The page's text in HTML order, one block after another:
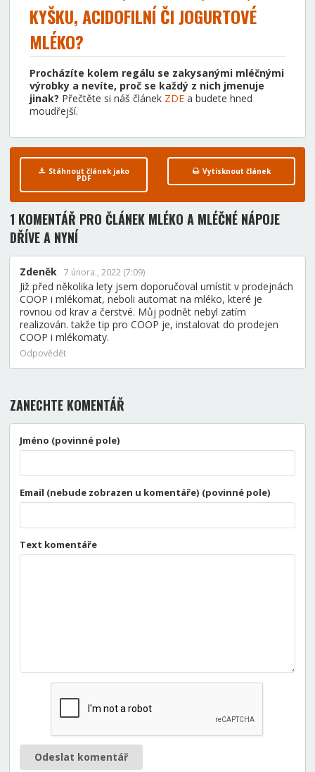
KYŠKU, ACIDOFILNÍ ČI JOGURTOVÉ
MLÉKO?
Procházíte kolem regálu se zakysanými mléčnými
výrobky a nevíte, proč se každý z nich jmenuje
jinak? Přečtěte si náš článek ZDE a budete hned
moudřejší.
Stáhnout článek jako
PDF
Vytisknout článek
1 KOMENTÁŘ PRO ČLÁNEK MLÉKO A MLÉČNÉ NÁPOJE
DŘÍVE A NYNÍ
Zdeněk 7 února., 2022 (7:09)
Již před několika lety jsem doporučoval umístit v prodejnách
COOP i mlékomat, neboli automat na mléko, které je
rovnou od krav a čerstvé. Můj podnět nebyl zatím
realizován. takže tip pro COOP je, instalovat do prodejen
COOP i mlékomaty.
Odpovědět
ZANECHTE KOMENTÁŘ
Jméno (povinné pole)
Email (nebude zobrazen u komentáře) (povinné pole)
Text komentáře
Odeslat komentář